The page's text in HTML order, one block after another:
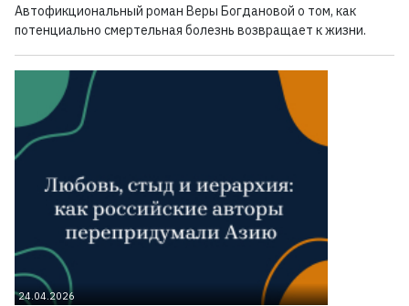
Автофикциональный роман Веры Богдановой о том, как
потенциально смертельная болезнь возвращает к жизни.
24.04.2026